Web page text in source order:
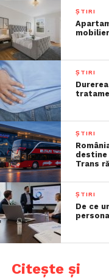
ȘTIRI
ȘTIRI
ȘTIRI
destine
Trans
ȘTIRI
De ce
Citește și